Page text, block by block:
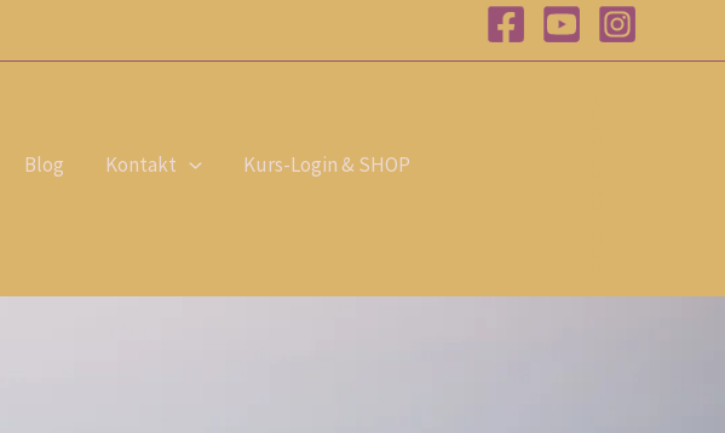
Blog Kontakt
Kurs-Login & SHOP